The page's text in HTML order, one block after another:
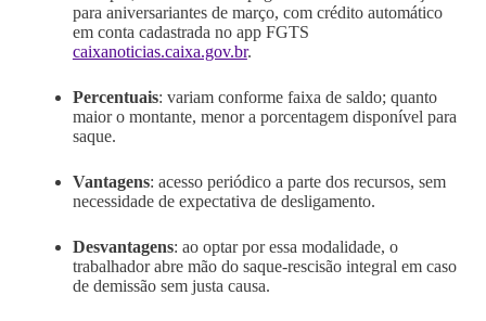
para aniversariantes de março, com crédito automático
em conta cadastrada no app FGTS
caixanoticias.caixa.gov.br.
Percentuais: variam conforme faixa de saldo; quanto
maior o montante, menor a porcentagem disponível para
saque.
Vantagens: acesso periódico a parte dos recursos, sem
necessidade de expectativa de desligamento.
Desvantagens: ao optar por essa modalidade, o
trabalhador abre mão do saque-rescisão integral em caso
de demissão sem justa causa.